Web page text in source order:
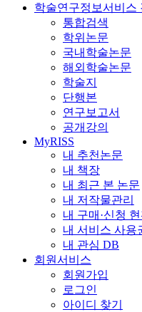
학술연구정보서비스
통합검색
학위논문
국내학술논문
해외학술논문
학술지
단행본
연구보고서
공개강의
MyRISS
내 추천논문
내 책장
내 최근 본 논문
내 저작물관리
내 구매·신청
내 서비스 사용
내 관심 DB
회원서비스
회원가입
로그인
아이디 찾기